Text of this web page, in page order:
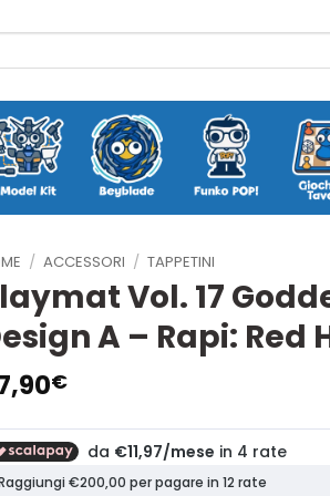
/ ACCESSORI / TAPPETINI
Vol. 17
A – Rapi: Red
€